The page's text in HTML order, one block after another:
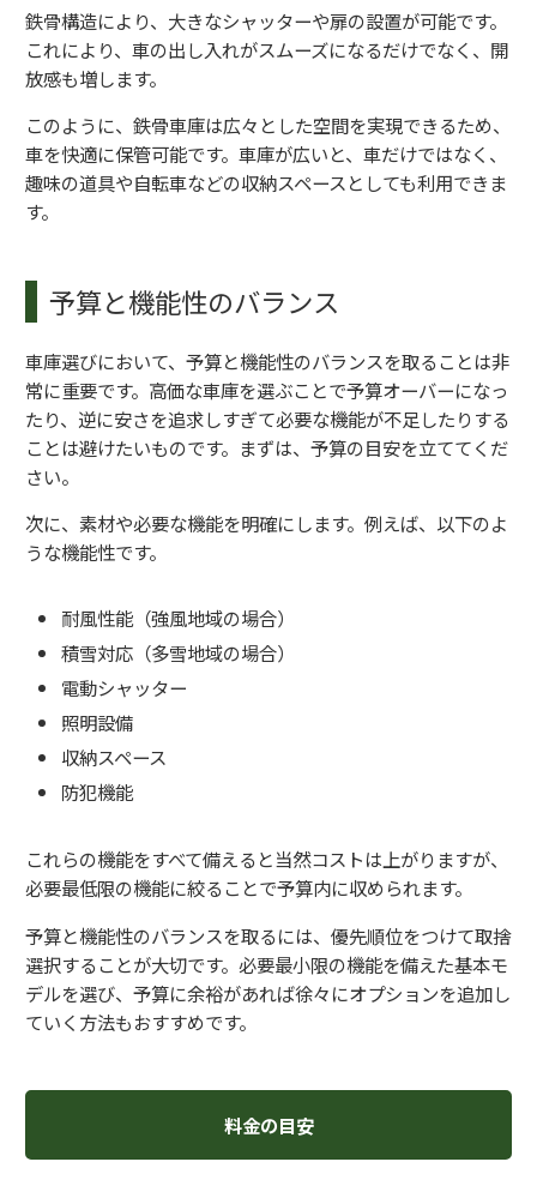
鉄骨構造により、大きなシャッターや扉の設置が可能です。
これにより、車の出し入れがスムーズになるだけでなく、開
放感も増します。
このように、鉄骨車庫は広々とした空間を実現できるため、
車を快適に保管可能です。車庫が広いと、車だけではなく、
趣味の道具や自転車などの収納スペースとしても利用できま
す。
予算と機能性のバランス
車庫選びにおいて、予算と機能性のバランスを取ることは非
常に重要です。高価な車庫を選ぶことで予算オーバーになっ
たり、逆に安さを追求しすぎて必要な機能が不足したりする
ことは避けたいものです。まずは、予算の目安を立ててくだ
さい。
次に、素材や必要な機能を明確にします。例えば、以下のよ
うな機能性です。
耐風性能（強風地域の場合）
積雪対応（多雪地域の場合）
電動シャッター
照明設備
収納スペース
防犯機能
これらの機能をすべて備えると当然コストは上がりますが、
必要最低限の機能に絞ることで予算内に収められます。
予算と機能性のバランスを取るには、優先順位をつけて取捨
選択することが大切です。必要最小限の機能を備えた基本モ
デルを選び、予算に余裕があれば徐々にオプションを追加し
ていく方法もおすすめです。
料金の目安